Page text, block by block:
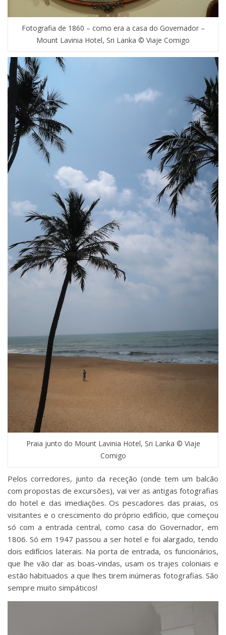
Fotografia de 1860 – como era a casa do Governador –
Mount Lavinia Hotel, Sri Lanka © Viaje Comigo
Praia junto do Mount Lavinia Hotel, Sri Lanka © Viaje
Comigo
Pelos corredores, junto da receção (onde tem um balcão
com propostas de excursões), vai ver as antigas fotografias
do hotel e das imediações. Os pescadores das praias, os
visitantes e o crescimento do próprio edifício, que começou
só com a entrada central, como casa do Governador, em
1806. Só em 1947 passou a ser hotel e foi alargado, tendo
dois edifícios laterais. Na porta de entrada, os funcionários,
que lhe vão dar as boas-vindas, usam os trajes coloniais e
estão habituados a que lhes tirem inúmeras fotografias. São
sempre muito simpáticos!